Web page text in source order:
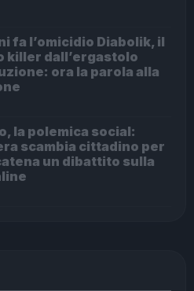
fa l’omicidio Diabolik, il
killer dall’ergastolo
ora la parola alla
la polemica social:
scambia cittadino per
un dibattito sulla